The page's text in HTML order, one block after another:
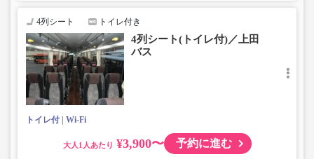
4列シート トイレ付き
4列シート(トイレ付)／上田
バス
トイレ付 Wi-Fi
大人 ¥3,900〜 予約に進む